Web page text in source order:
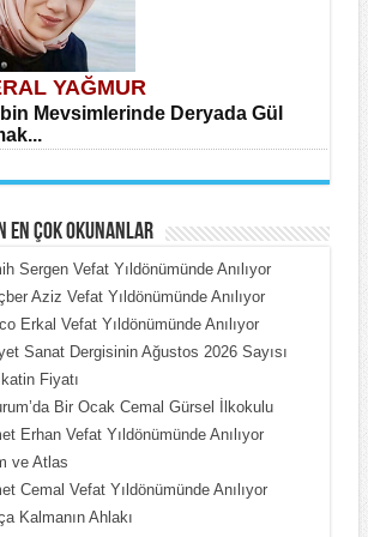
YAĞMUR
Mevsimlerinde Deryada Gül
ÇOBAN
Put Dışardaki Maskeler...
EN ÇOK OKUNANLAR
Sergen Vefat Yıldönümünde Anılıyor
Aziz Vefat Yıldönümünde Anılıyor
Erkal Vefat Yıldönümünde Anılıyor
Sanat Dergisinin Ağustos 2026 Sayısı
Fiyatı
Bir Ocak Cemal Gürsel İlkokulu
Erhan Vefat Yıldönümünde Anılıyor
ve Atlas
Cemal Vefat Yıldönümünde Anılıyor
Kalmanın Ahlakı